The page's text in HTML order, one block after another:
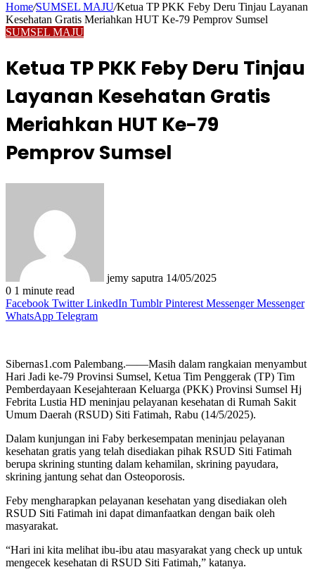
Home/SUMSEL MAJU/Ketua TP PKK Feby Deru Tinjau Layanan
Kesehatan Gratis Meriahkan HUT Ke-79 Pemprov Sumsel
SUMSEL MAJU
Ketua TP PKK Feby Deru Tinjau
Layanan Kesehatan Gratis
Meriahkan HUT Ke-79
Pemprov Sumsel
jemy saputra 14/05/2025
0 1 minute read
Facebook Twitter LinkedIn Tumblr Pinterest Messenger Messenger
WhatsApp Telegram
Sibernas1.com Palembang.——Masih dalam rangkaian menyambut
Hari Jadi ke-79 Provinsi Sumsel, Ketua Tim Penggerak (TP) Tim
Pemberdayaan Kesejahteraan Keluarga (PKK) Provinsi Sumsel Hj
Febrita Lustia HD meninjau pelayanan kesehatan di Rumah Sakit
Umum Daerah (RSUD) Siti Fatimah, Rabu (14/5/2025).
Dalam kunjungan ini Faby berkesempatan meninjau pelayanan
kesehatan gratis yang telah disediakan pihak RSUD Siti Fatimah
berupa skrining stunting dalam kehamilan, skrining payudara,
skrining jantung sehat dan Osteoporosis.
Feby mengharapkan pelayanan kesehatan yang disediakan oleh
RSUD Siti Fatimah ini dapat dimanfaatkan dengan baik oleh
masyarakat.
“Hari ini kita melihat ibu-ibu atau masyarakat yang check up untuk
mengecek kesehatan di RSUD Siti Fatimah,” katanya.